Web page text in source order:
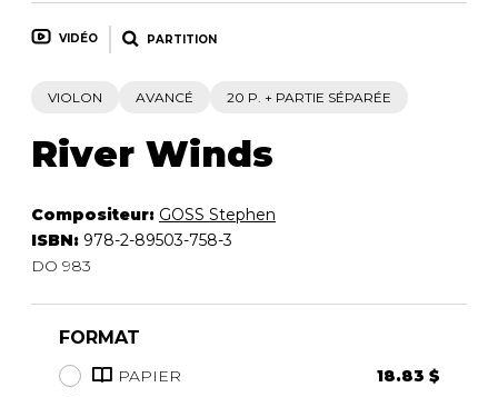
VIDÉO PARTITION
VIOLON AVANCÉ 20 P. + PARTIE SÉPARÉE
River Winds
Compositeur: GOSS Stephen
ISBN: 978-2-89503-758-3
DO 983
FORMAT
PAPIER
18.83 $